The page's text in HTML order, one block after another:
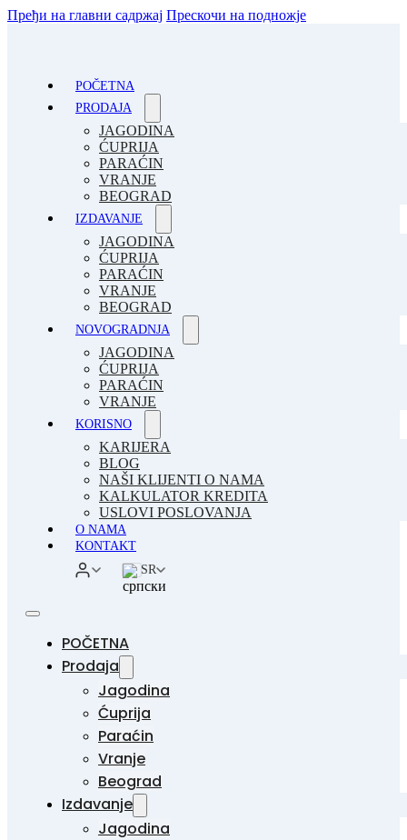
Пређи на главни садржај Прескочи на подножје
POČETNA
PRODAJA
JAGODINA
ĆUPRIJA
PARAĆIN
VRANJE
BEOGRAD
IZDAVANJE
JAGODINA
ĆUPRIJA
PARAĆIN
VRANJE
BEOGRAD
NOVOGRADNJA
JAGODINA
ĆUPRIJA
PARAĆIN
VRANJE
KORISNO
KARIJERA
BLOG
NAŠI KLIJENTI O NAMA
KALKULATOR KREDITA
USLOVI POSLOVANJA
O NAMA
KONTAKT
SR
POČETNA
Prodaja
Jagodina
Ćuprija
Paraćin
Vranje
Beograd
Izdavanje
Jagodina